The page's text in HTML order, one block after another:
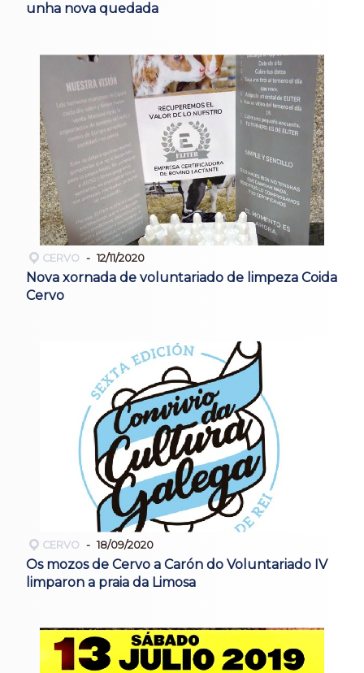
unha nova quedada
CERVO 12/11/2020
Nova xornada de voluntariado de limpeza Coida
Cervo
CERVO 18/09/2020
Os mozos de Cervo a Carón do Voluntariado IV
limparon a praia da Limosa